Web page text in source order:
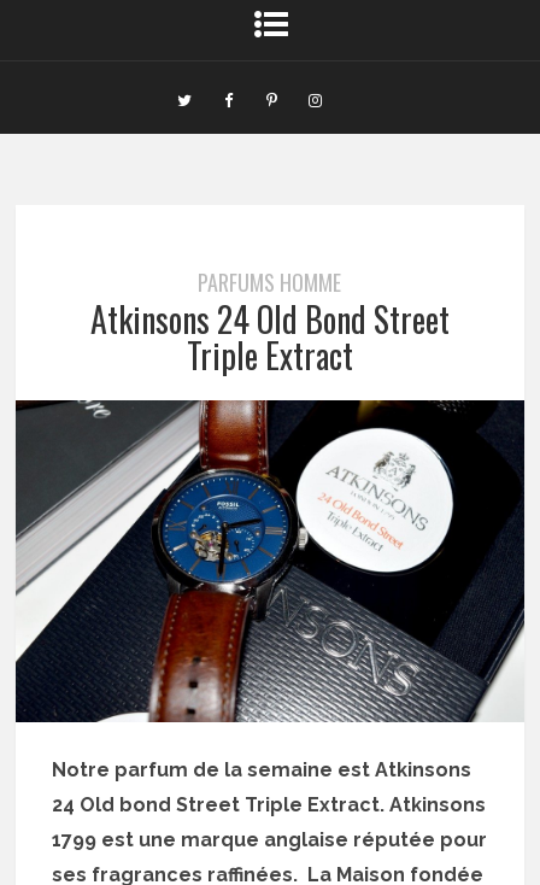
PARFUMS HOMME
Atkinsons 24 Old Bond Street
Triple Extract
Notre parfum de la semaine est Atkinsons
24 Old bond Street Triple Extract. Atkinsons
1799 est une marque anglaise réputée pour
ses fragrances raffinées. La Maison fondée